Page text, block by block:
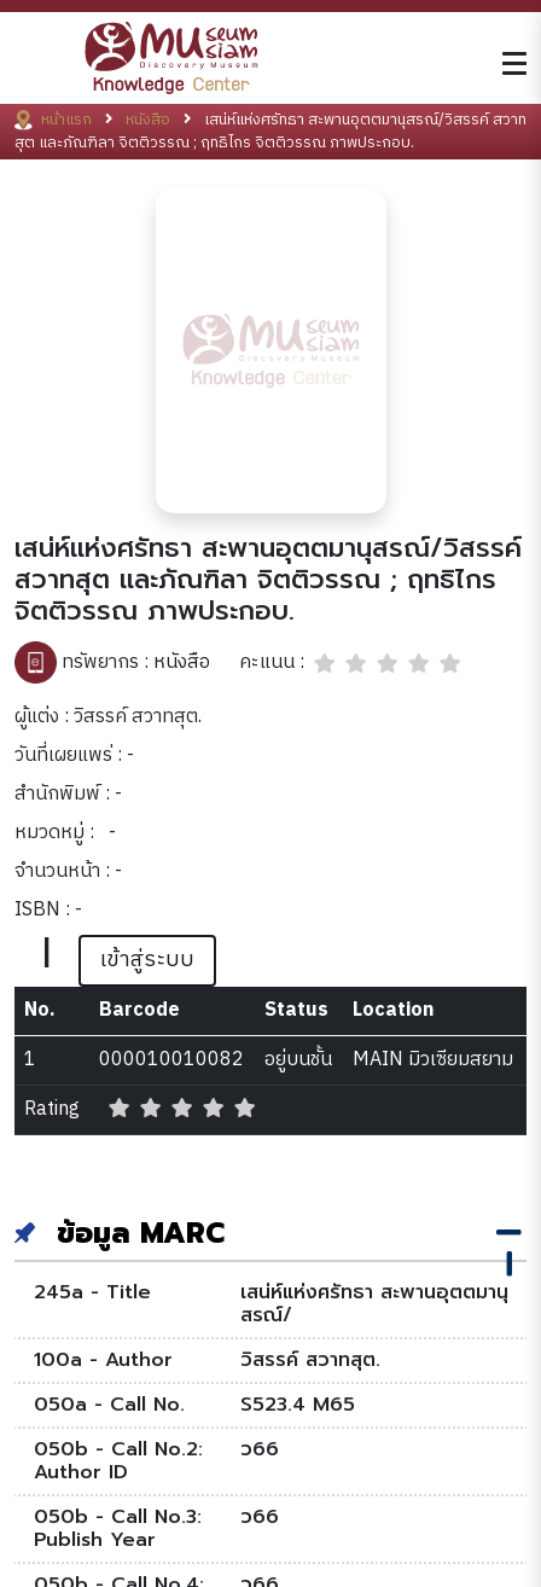
หน้าแรก หนังสือ
เสน่ห์แห่งศรัทธา สะพานอุตตมานุสรณ์/วิสรรค์ สวาท
สุต และภัณฑิลา จิตติวรรณ ; ฤทธิไกร จิตติวรรณ ภาพประกอบ.
เสน่ห์แห่งศรัทธา สะพานอุตตมานุสรณ์/วิสรรค์
สวาทสุต และภัณฑิลา จิตติวรรณ ; ฤทธิไกร
จิตติวรรณ ภาพประกอบ.
ทรัพยากร : หนังสือ
คะแนน :
ผู้แต่ง : วิสรรค์ สวาทสุต.
วันที่เผยแพร่ : -
สำนักพิมพ์ : -
หมวดหมู่ : -
จำนวนหน้า : -
ISBN : -
| เข้าสู่ระบบ
No. Barcode Status
Location
1
000010010082 อยู่บนชั้น
MAIN มิวเซียมสยาม
Rating
ข้อมูล MARC
245a - Title เสน่ห์แห่งศรัทธา สะพานอุตตมานุ
สรณ์/
100a - Author
วิสรรค์ สวาทสุต.
050a - Call No.
S523.4 M65
050b - Call No.2:
Author ID
ว66
050b - Call No.3:
Publish Year
ว66